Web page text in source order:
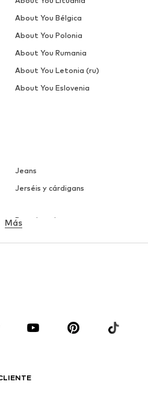
Jeans
Jerséis y cárdigans
Ropa interior
Jeans
Más
About You Bélgica
About You Polonia
About You Rumania
About You Letonia (ru)
About You Eslovenia